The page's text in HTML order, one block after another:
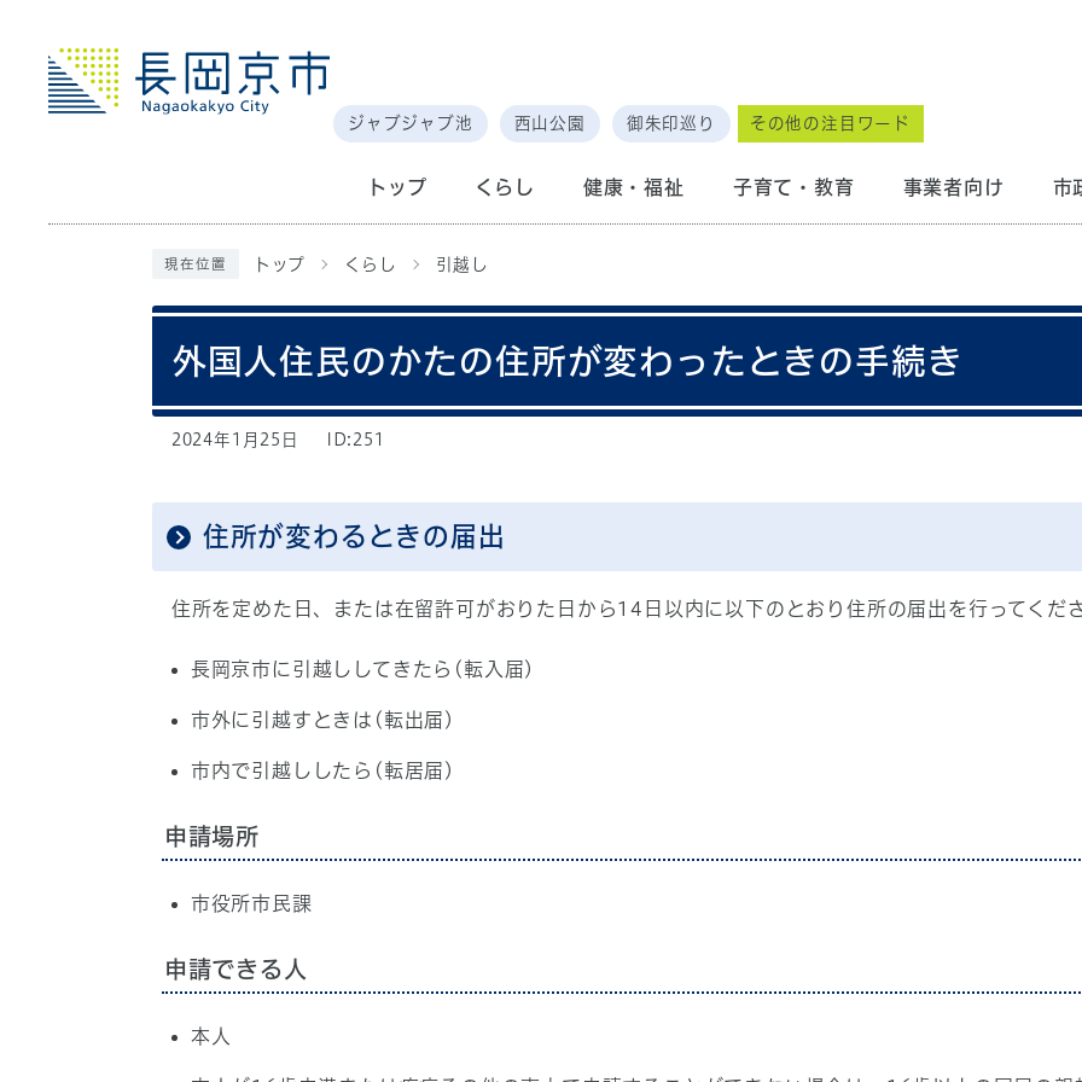
ジャブジャブ池 西山公園 御朱印巡り その他の注目ワード
トップ くらし 健康・福祉 子育て・教育 事業者向け 市
現在位置 トップ くらし 引越し
外国人住民のかたの住所が変わったときの手続き
2024年1月25日 ID:251
住所が変わるときの届出
住所を定めた日、または在留許可がおりた日から14日以内に以下のとおり住所の届出を行ってくだ
長岡京市に引越ししてきたら(転入届)
市外に引越すときは(転出届)
市内で引越ししたら(転居届)
申請場所
市役所市民課
申請できる人
本人